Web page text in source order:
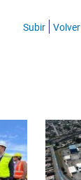
Subir Volver